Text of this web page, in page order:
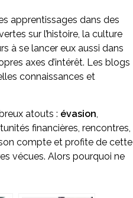
apprentissages dans des
sur l’histoire, la culture
à se lancer eux aussi dans
axes d’intérêt. Les blogs
connaissances et
atouts : évasion,
financières, rencontres,
compte et profite de cette
vécues. Alors pourquoi ne